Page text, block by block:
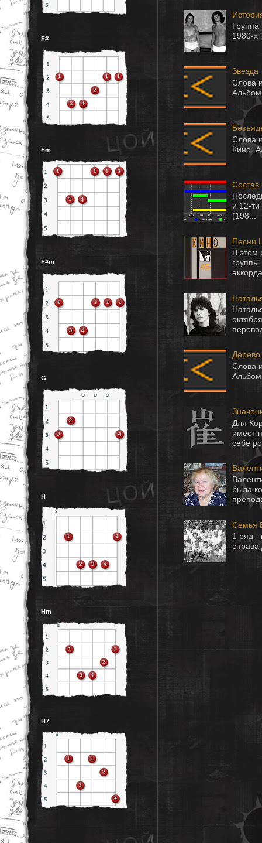
1980-
Звезда
Слова
Слова
Кино.
и 12-
(198...
Песни
В этом
Дерево
Слова
Для
имеет
себе
была
Семья
1 ряд -
F#
Fm
F#m
G
H
Hm
H7